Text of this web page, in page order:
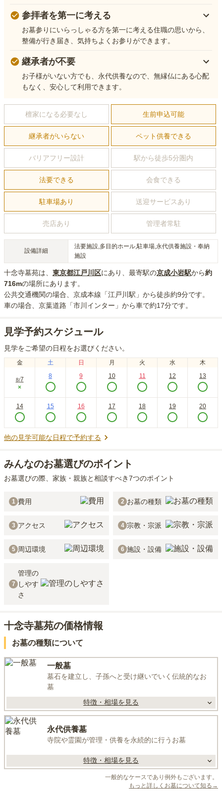
参拝者を第一に考える
お墓参りにいらっしゃる方を第一に考える住職の思いから、
整備が行き届き、気持ちよくお参りができます。
継承者が不要
お子様がいない方でも、永代供養なので、無縁仏にある心配
もなく、安心して利用できます。
檀家になる必要なし 生前申込可能
継承者がいらない ペット供養できる
バリアフリー設計 駅から徒歩5分圏内
法要できる 会食できる
駐車場あり 送迎サービスあり
売店あり 管理者常駐
設備詳細
法要施設,多目的ホール,駐車場,永代供養施設・奉納
施設
十念寺墓苑は、 東京都江戸川区にあり 、最寄駅の京成小岩駅から約
716mの場所にあり ます。
公共交通機関の場合、京成本線「江戸川駅」から徒歩約9分です。
車の場合、京葉道路「市川インター」から車で約17分です。
見学予約スケジュール
見学をご希望の日程をお選びください。
金 土 日 月 火 水 木
8/7
×
8 9 10 11 12 13
14 15 16 17 18 19 20
他の見学可能な日程で予約する
みんなのお墓選びのポイント
お墓選びの際、家族・親族と相談すべき7つのポイント
1 費用 2 お墓の種類
3 アクセス 4 宗教・宗派
5 周辺環境 6 施設・設備
7
管理の
しやす
さ
十念寺墓苑の価格情報
お墓の種類について
一般墓
墓石を建立し、子孫へと受け継いでいく伝統的なお
墓
特徴・相場を見る
永代供養墓
寺院や霊園が管理・供養を永続的に行うお墓
特徴・相場を見る
一般的なケースであり例外もございます。
もっと詳しくお墓について知る→